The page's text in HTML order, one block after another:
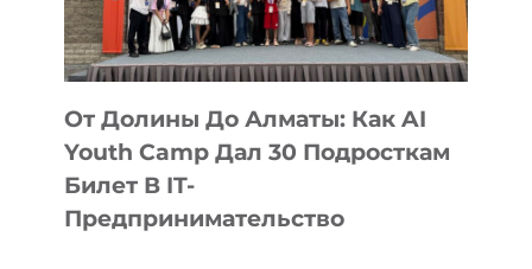
От Долины До Алматы: Как AI
Youth Camp Дал 30 Подросткам
Билет В IT-
Предпринимательство